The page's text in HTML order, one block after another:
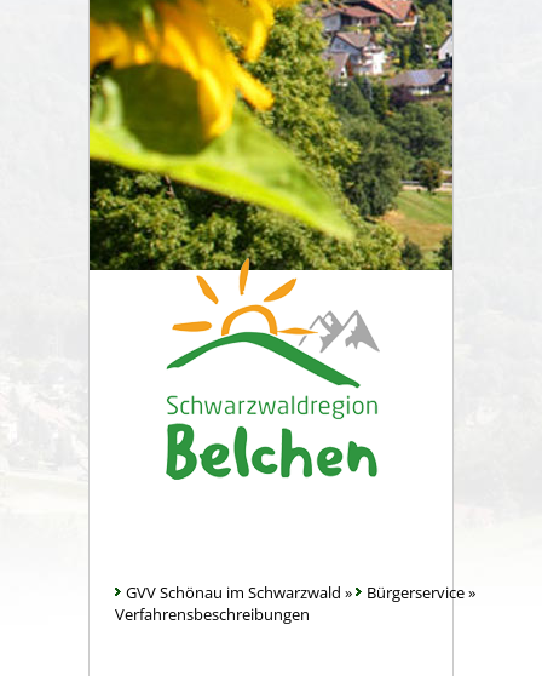
GVV Schönau im Schwarzwald » Bürgerservice»
Verfahrensbeschreibungen